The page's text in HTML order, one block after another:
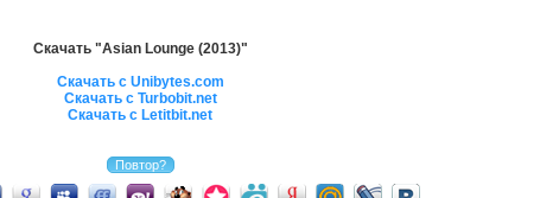
Скачать "Asian Lounge (2013)"
Скачать с Unibytes.com
Скачать с Turbobit.net
Скачать с Letitbit.net